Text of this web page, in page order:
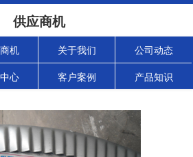
供应商机
机 关于我们 公司动态
心 客户案例 产品知识